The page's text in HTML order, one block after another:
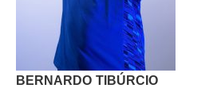
BERNARDO TIBÚRCIO